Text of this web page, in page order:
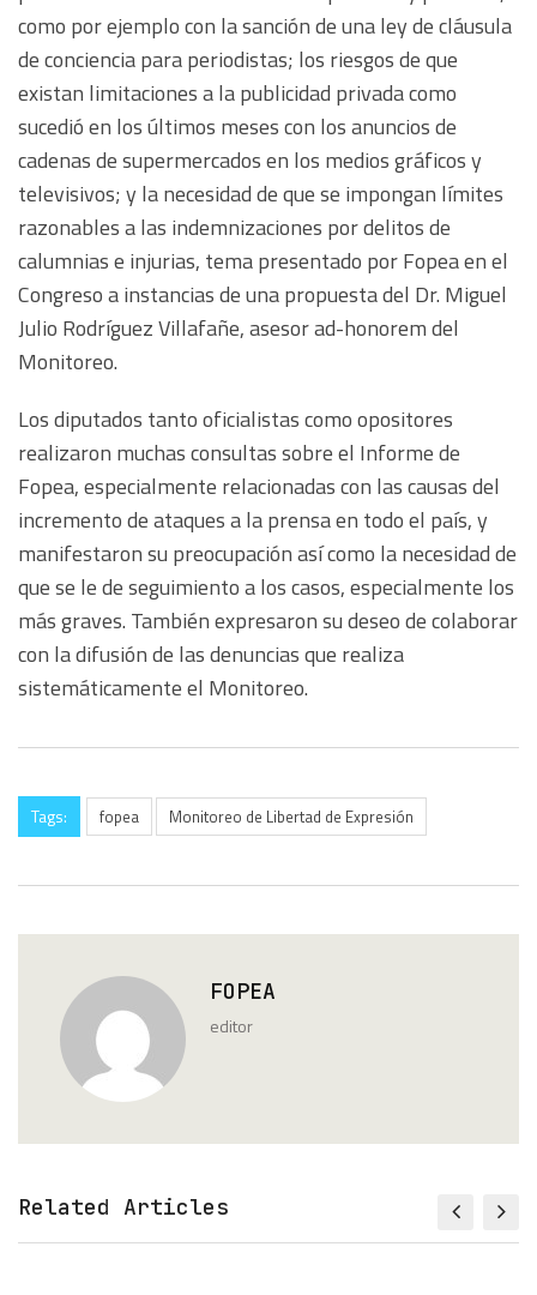
como por ejemplo con la sanción de una ley de cláusula
de conciencia para periodistas; los riesgos de que
existan limitaciones a la publicidad privada como
sucedió en los últimos meses con los anuncios de
cadenas de supermercados en los medios gráficos y
televisivos; y la necesidad de que se impongan límites
razonables a las indemnizaciones por delitos de
calumnias e injurias, tema presentado por Fopea en el
Congreso a instancias de una propuesta del Dr. Miguel
Julio Rodríguez Villafañe, asesor ad-honorem del
Monitoreo.
Los diputados tanto oficialistas como opositores
realizaron muchas consultas sobre el Informe de
Fopea, especialmente relacionadas con las causas del
incremento de ataques a la prensa en todo el país, y
manifestaron su preocupación así como la necesidad de
que se le de seguimiento a los casos, especialmente los
más graves. También expresaron su deseo de colaborar
con la difusión de las denuncias que realiza
sistemáticamente el Monitoreo.
Tags: fopea Monitoreo de Libertad de Expresión
FOPEA
editor
Related Articles